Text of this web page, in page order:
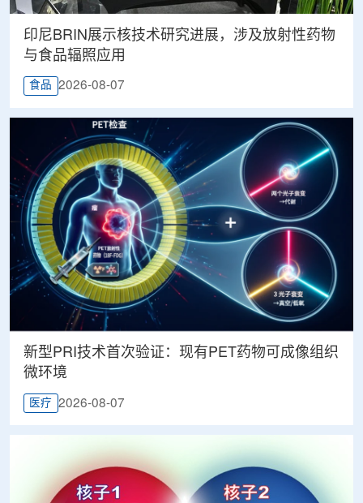
印尼BRIN展示核技术研究进展，涉及放射性药物
与食品辐照应用
食品 2026-08-07
新型PRI技术首次验证：现有PET药物可成像组织
微环境
医疗 2026-08-07